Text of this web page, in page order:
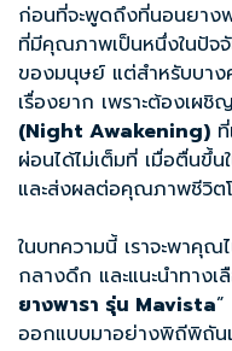
ก่อนที่จะพูดถึงที่นอนยาง
ที่มีคุณภาพเป็นหนึ่งในปัจ
ของมนุษย์ แต่สำหรับบาง
เรื่องยาก เพราะต้องเผชิ
(Night Awakening)
ผ่อนได้ไม่เต็มที่ เมื่อตื่นขึ้
และส่งผลต่อคุณภาพชีวิต
ในบทความนี้ เราจะพาคุ
กลางดึก และแนะนำทาง
ยางพารา รุ่น Mavista
ออกแบบมาอย่างพิถีพิถัน